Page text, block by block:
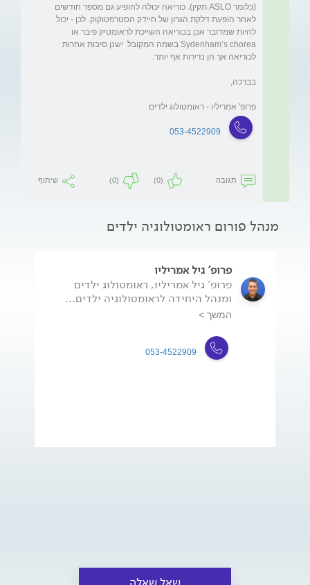
(כלומר ASLO תקין). כוריאה יכולה להופיע גם מספר חודשים
לאחר הופעת דלקת הגרון של חיידק הסטרפטוקוק. לכן - יכול
להיות שמדובר אכן בכוריאה השייכת לראומטיק פיבר או
Sydenham’s chorea בשמה המקובל. ישנן סיבות אחרות
פרופ' אמריליו - ראומטולוג ילדים
053-4522909
תגובה (0)
(0) שיתוף
מנהל פורום ראומטולוגיה ילדים
פרופ' גיל אמריליו
פרופ' גיל אמריליו, ראומטולוג ילדים
ומנהל היחידה לראומטולוגיה ילדים...
המשך >
053-4522909